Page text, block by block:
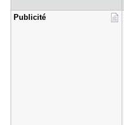
Publicité